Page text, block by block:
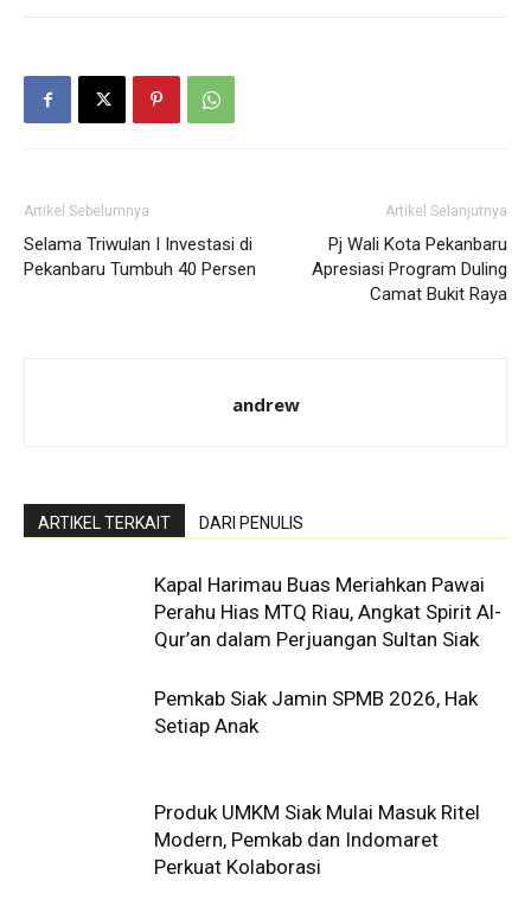
Artikel Sebelumnya
Selama Triwulan I Investasi di
Pekanbaru Tumbuh 40 Persen
Artikel Selanjutnya
Pj Wali Kota Pekanbaru
Apresiasi Program Duling
Camat Bukit Raya
andrew
ARTIKEL TERKAIT DARI PENULIS
Kapal Harimau Buas Meriahkan Pawai
Perahu Hias MTQ Riau, Angkat Spirit Al-
Qur’an dalam Perjuangan Sultan Siak
Pemkab Siak Jamin SPMB 2026, Hak
Setiap Anak
Produk UMKM Siak Mulai Masuk Ritel
Modern, Pemkab dan Indomaret
Perkuat Kolaborasi